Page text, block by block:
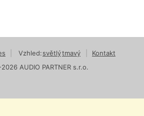
Vzhled:světlýtmavý
Kontakt
AUDIO PARTNER s.r.o.